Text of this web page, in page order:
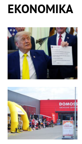
EKONOMIKA